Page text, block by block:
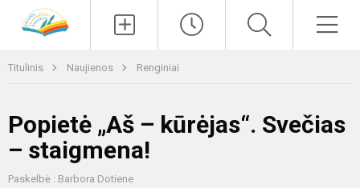
Titulinis Naujienos Renginiai
Popietė „Aš – kūrėjas“. Svečias
– staigmena!
Paskelbė : Barbora Dotiene